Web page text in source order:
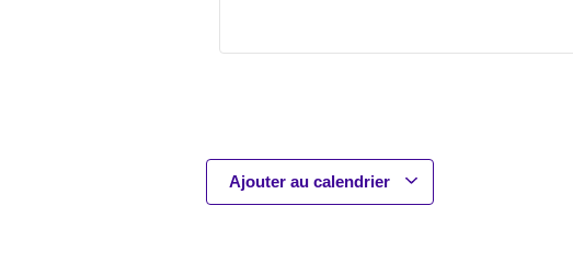
Ajouter au calendrier